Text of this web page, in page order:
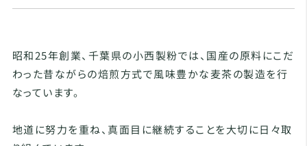
昭和25年創業、千葉県の小西製粉では、国産の原料にこだ
わった昔ながらの焙煎方式で風味豊かな麦茶の製造を行
なっています。
地道に努力を重ね、真面目に継続することを大切に日々取